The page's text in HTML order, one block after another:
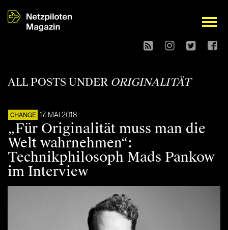
open
ALL POSTS UNDER ORIGINALITÄT
CHANGE 17. MAI 2018
„Für Originalität muss man die
Welt wahrnehmen“:
Technikphilosoph Mads Pankow
im Interview